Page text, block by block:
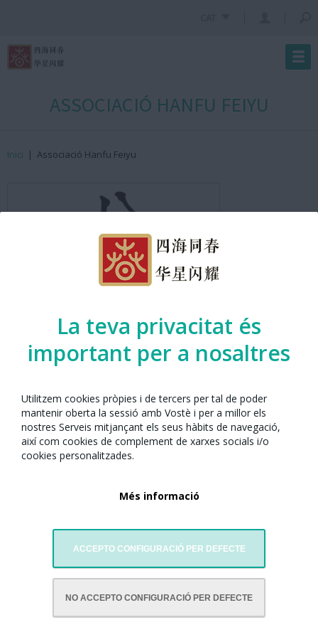
La teva privacitat és
important per a nosaltres
Utilitzem cookies pròpies i de tercers per tal de poder
mantenir oberta la sessió amb Vostè i per a millor els
nostres Serveis mitjançant els seus hàbits de navegació,
així com cookies de complement de xarxes socials i/o
cookies personalitzades.
Més informació
ACCEPTO CONFIGURACIÓ PER DEFECTE
NO ACCEPTO CONFIGURACIÓ PER DEFECTE
ASSOCIACIÓ HANFU FEIYU
Inici | Associació Hanfu Feiyu
AMB LA COL·LABORACIÓ DE: